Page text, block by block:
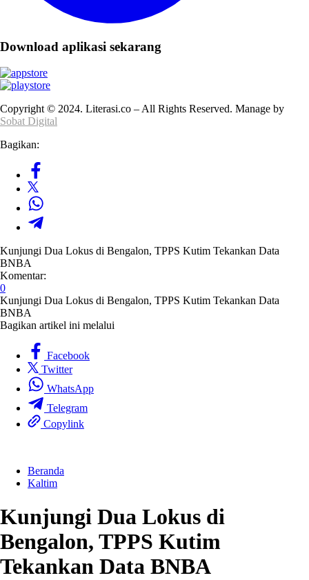
Download aplikasi sekarang
Copyright © 2024. Literasi.co – All Rights Reserved. Manage by
Sobat Digital
Bagikan:
Kunjungi Dua Lokus di Bengalon, TPPS Kutim Tekankan Data
BNBA
Komentar:
0
Kunjungi Dua Lokus di Bengalon, TPPS Kutim Tekankan Data
BNBA
Bagikan artikel ini melalui
Facebook
Twitter
WhatsApp
Telegram
Copylink
Beranda
Kaltim
Kunjungi Dua Lokus di
Bengalon, TPPS Kutim
Tekankan Data BNBA